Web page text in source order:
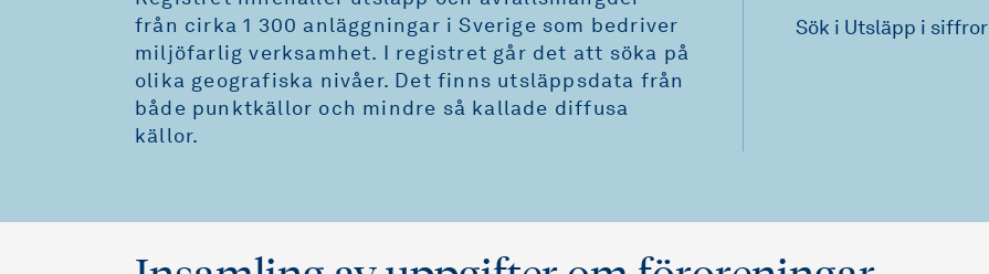
från cirka 1 300 anläggningar i Sverige som bedriver
miljöfarlig verksamhet. I registret går det att söka på
olika geografiska nivåer. Det finns utsläppsdata från
både punktkällor och mindre så kallade diffusa
källor.
Sök i Utsläpp i siffror